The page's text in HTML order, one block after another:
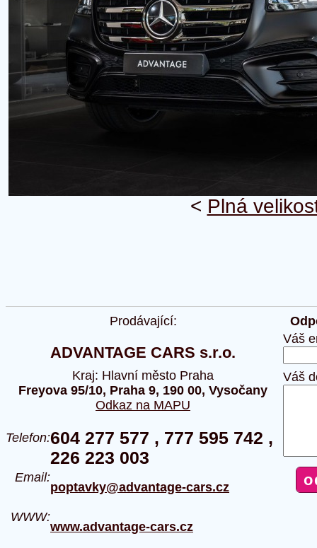
< Plná
Prodávající:
ADVANTAGE CARS s.r.o.
Kraj: Hlavní město Praha
Freyova 95/10, Praha 9, 190 00, Vysočany
Odkaz na MAPU
Telefon:604 277 577 , 777 595 742 ,
226 223 003
Email:
poptavky@advantage-cars.cz
WWW:
www.advantage-cars.cz
Váš
Váš